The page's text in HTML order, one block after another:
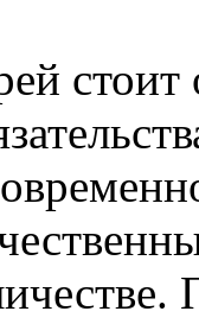
стоит